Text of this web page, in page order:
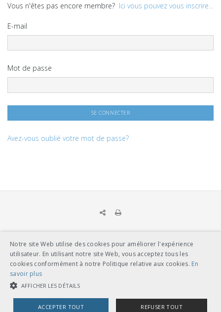
Vous n'êtes pas encore membre? Ici vous pouvez vous inscrire...
E-mail
Mot de passe
Avez-vous oublié votre mot de passe?
UNION DES TRANSPORTS PUBLICS
Dählhölzliweg 12
Tél. en contact direct avec l’équipe de l’UTP
info@utp.ch
Plan d'accès
Notre site Web utilise des cookies pour améliorer l'expérience
utilisateur. En utilisant notre site Web, vous acceptez tous les
cookies conformément à notre Politique relative aux cookies. En
savoir plus
AFFICHER LES DÉTAILS
ACCEPTER TOUT REFUSER TOUT